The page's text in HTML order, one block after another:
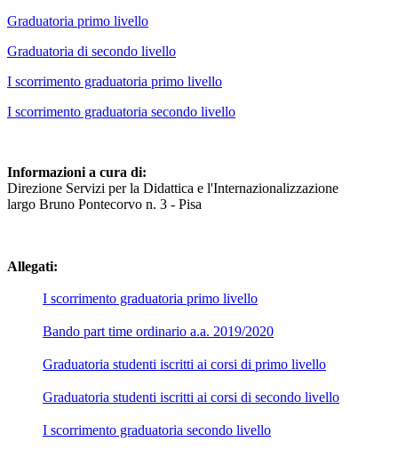
Graduatoria primo livello
Graduatoria di secondo livello
I scorrimento graduatoria primo livello
I scorrimento graduatoria secondo livello
Informazioni a cura di:
Direzione Servizi per la Didattica e l'Internazionalizzazione
largo Bruno Pontecorvo n. 3 - Pisa
Allegati:
I scorrimento graduatoria primo livello
Bando part time ordinario a.a. 2019/2020
Graduatoria studenti iscritti ai corsi di primo livello
Graduatoria studenti iscritti ai corsi di secondo livello
I scorrimento graduatoria secondo livello